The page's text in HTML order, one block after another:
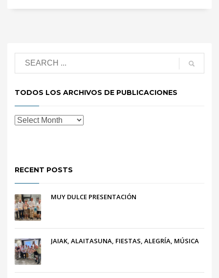
TODOS LOS ARCHIVOS DE PUBLICACIONES
RECENT POSTS
MUY DULCE PRESENTACIÓN
JAIAK, ALAITASUNA, FIESTAS, ALEGRÍA, MÚSICA